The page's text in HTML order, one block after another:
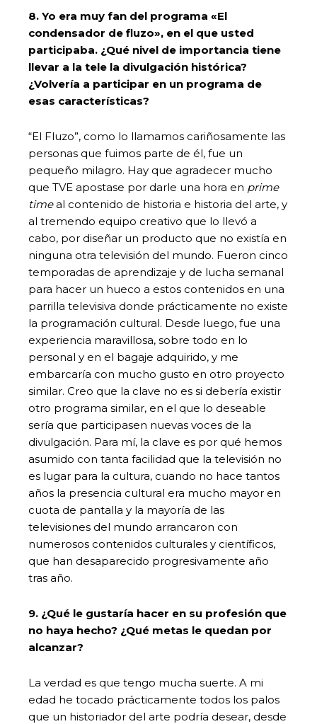
8. Yo era muy fan del programa «El
condensador de fluzo», en el que usted
participaba. ¿Qué nivel de importancia tiene
llevar a la tele la divulgación histórica?
¿Volvería a participar en un programa de
esas características?
“El Fluzo”, como lo llamamos cariñosamente las
personas que fuimos parte de él, fue un
pequeño milagro. Hay que agradecer mucho
que TVE apostase por darle una hora en prime
timeal contenido de historia e historia del arte, y
al tremendo equipo creativo que lo llevó a
cabo, por diseñar un producto que no existía en
ninguna otra televisión del mundo. Fueron cinco
temporadas de aprendizaje y de lucha semanal
para hacer un hueco a estos contenidos en una
parrilla televisiva donde prácticamente no existe
la programación cultural. Desde luego, fue una
experiencia maravillosa, sobre todo en lo
personal y en el bagaje adquirido, y me
embarcaría con mucho gusto en otro proyecto
similar. Creo que la clave no es si debería existir
otro programa similar, en el que lo deseable
sería que participasen nuevas voces de la
divulgación. Para mí, la clave es por qué hemos
asumido con tanta facilidad que la televisión no
es lugar para la cultura, cuando no hace tantos
años la presencia cultural era mucho mayor en
cuota de pantalla y la mayoría de las
televisiones del mundo arrancaron con
numerosos contenidos culturales y científicos,
que han desaparecido progresivamente año
tras año.
9. ¿Qué le gustaría hacer en su profesión que
no haya hecho? ¿Qué metas le quedan por
alcanzar?
La verdad es que tengo mucha suerte. A mi
edad he tocado prácticamente todos los palos
que un historiador del arte podría desear, desde